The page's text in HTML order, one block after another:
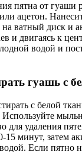
пятна от гуаши
ацетон.
на ватный диск и
и двигаясь к
водой и
гуашь с
с белой
Используйте
для удаления
15 минут, затем
Если пятно